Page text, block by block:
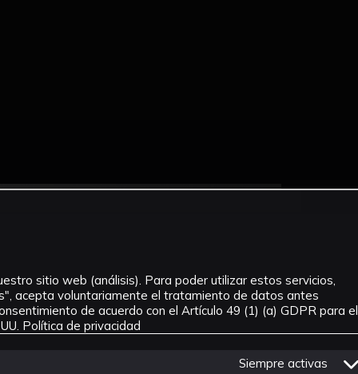
sitio web (análisis). Para poder utilizar estos servicios,
acepta voluntariamente el tratamiento de datos antes
de acuerdo con el Artículo 49 (1) (a) GDPR para el
Política de privacidad
Siempre activas